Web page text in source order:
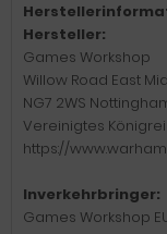
Hersteller:
Games Workshop
Willow Road East
NG7 2WS
Vereinigtes
https://
Inverkehrbringer:
Games Workshop